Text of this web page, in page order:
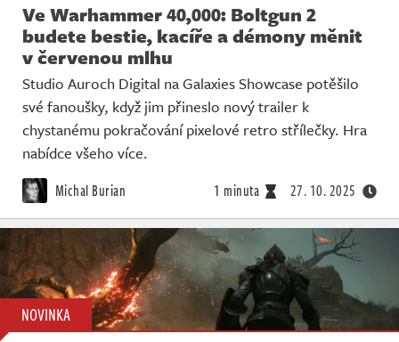
Ve Warhammer 40,000: Boltgun 2
budete bestie, kacíře a démony měnit
v červenou mlhu
Studio Auroch Digital na Galaxies Showcase potěšilo
své fanoušky, když jim přineslo nový trailer k
chystanému pokračování pixelové retro střílečky. Hra
nabídce všeho více.
Michal Burian 1 minuta 27. 10. 2025
NOVINKA